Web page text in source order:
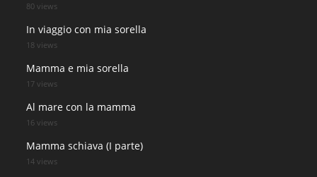
80 views
In viaggio con mia sorella
18 views
Mamma e mia sorella
17 views
Al mare con la mamma
16 views
Mamma schiava (I parte)
14 views